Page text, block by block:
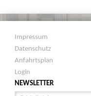
Impressum
Datenschutz
Anfahrtsplan
Login
NEWSLETTER